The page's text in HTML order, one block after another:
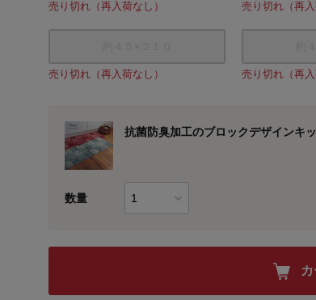
売り切れ（再入荷なし） 売り切れ（再入
売り切れ（再入荷なし） 売り切れ（再入
抗菌防臭加工のブロックデザインキ
数量